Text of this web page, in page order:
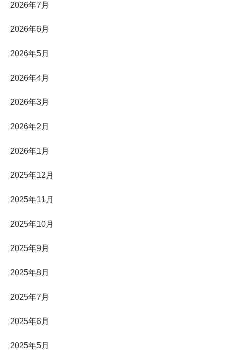
2026年7月
2026年6月
2026年5月
2026年4月
2026年3月
2026年2月
2026年1月
2025年12月
2025年11月
2025年10月
2025年9月
2025年8月
2025年7月
2025年6月
2025年5月